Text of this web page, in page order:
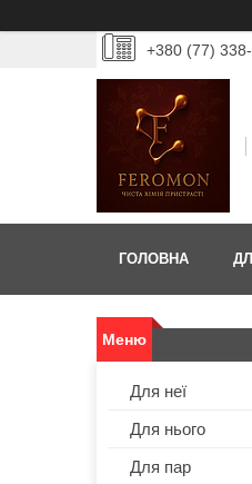
+380 (77)
ГОЛОВНА
Для неї
Для нього
Для пар